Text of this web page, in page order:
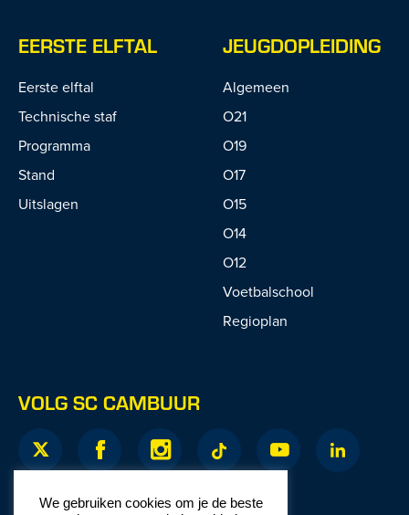
EERSTE ELFTAL
Eerste elftal
Technische staf
Programma
Stand
Uitslagen
JEUGDOPLEIDING
Algemeen
O21
O19
O17
O15
O14
O12
Voetbalschool
Regioplan
VOLG SC CAMBUUR
We gebruiken cookies om je de beste